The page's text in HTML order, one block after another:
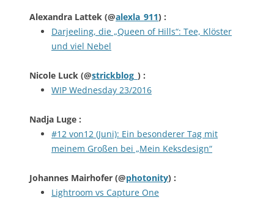
Alexandra Lattek (@alexla_911) :
Darjeeling, die „Queen of Hills“: Tee, Klöster
und viel Nebel
Nicole Luck (@strickblog_ ) :
WIP Wednesday 23/2016
Nadja Luge :
#12 von12 (Juni): Ein besonderer Tag mit
meinem Großen bei „Mein Keksdesign“
Johannes Mairhofer (@photonity) :
Lightroom vs Capture One